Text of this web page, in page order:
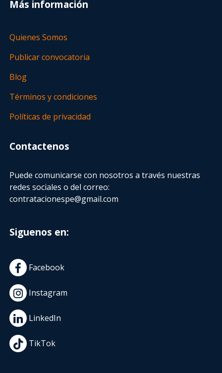
Más información
Quienes Somos
Publicar convocatoria
Blog
Términos y condiciones
Políticas de privacidad
Contactenos
Puede comunicarse con nosotros a través nuestras
redes sociales o del correo:
contratacionespe@gmail.com
Siguenos en:
Facebook
Instagram
LinkedIn
TikTok